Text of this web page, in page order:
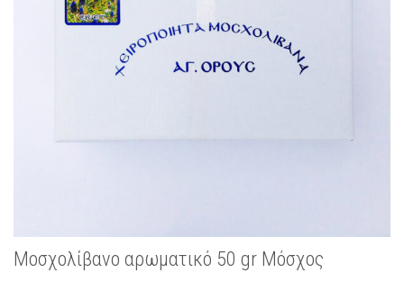
Μοσχολίβανο αρωματικό 50 gr Μόσχος